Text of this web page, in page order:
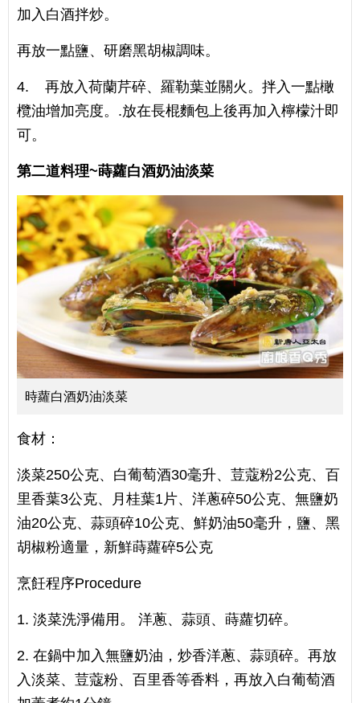
加入白酒拌炒。
再放一點鹽、研磨黑胡椒調味。
4. 再放入荷蘭芹碎、羅勒葉並關火。拌入一點橄
欖油增加亮度。.放在長棍麵包上後再加入檸檬汁即
可。
第二道料理~蒔蘿​白酒奶油淡菜
時蘿白酒奶油淡菜
食材：
淡菜250公克、白葡萄酒30毫升、荳蔻粉2公克、百
里香葉3公克、月桂葉1片、洋蔥碎50公克、無鹽奶
油20公克、蒜頭碎10公克、鮮奶油50毫升，鹽、黑
胡椒粉適量，新鮮蒔蘿碎5公克
烹飪程序Procedure
1. 淡菜洗淨備用。 洋蔥、蒜頭、蒔蘿切碎。
2. 在鍋中加入無鹽奶油，炒香洋蔥、蒜頭碎。再放
入淡菜、荳蔻粉、百里香等香料，再放入白葡萄酒